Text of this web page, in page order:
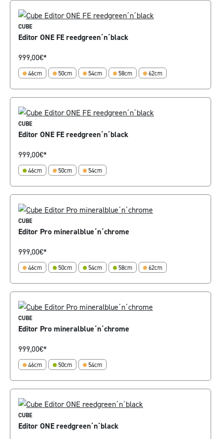
CUBE
Editor ONE FE reedgreen´n´black
999,00€*
46cm 50cm 54cm 58cm 62cm
CUBE
Editor ONE FE reedgreen´n´black
999,00€*
46cm 50cm 54cm
CUBE
Editor Pro mineralblue´n´chrome
999,00€*
46cm 50cm 54cm 58cm 62cm
CUBE
Editor Pro mineralblue´n´chrome
999,00€*
46cm 50cm 54cm
CUBE
Editor ONE reedgreen´n´black